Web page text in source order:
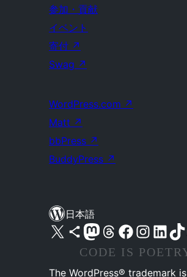
参加・貢献
イベント
寄付 ↗
Swag ↗
WordPress.com ↗
Matt ↗
bbPress ↗
BuddyPress ↗
日本語
X (旧 Twitter) アカウントへ Bluesky アカウントへ Mastodon アカウントへ Threads アカウントへ Facebook ページへ Instagram アカウントへ LinkedIn アカウントへTikTok アカウントへ
CODE IS
The WordPress® trademark